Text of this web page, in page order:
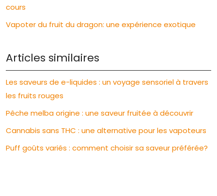
cours
Vapoter du fruit du dragon: une expérience exotique
Articles similaires
Les saveurs de e-liquides : un voyage sensoriel à travers
les fruits rouges
Pêche melba origine : une saveur fruitée à découvrir
Cannabis sans THC : une alternative pour les vapoteurs
Puff goûts variés : comment choisir sa saveur préférée?